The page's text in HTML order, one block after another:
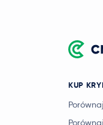
NEAR
KUP